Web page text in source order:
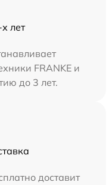
лет
FRANKE и
до 3 лет.
доставит